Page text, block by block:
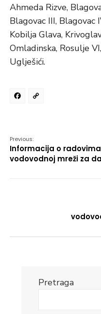
Ahmeda Rizve,
Blagovac III, Blagovac
Kobilja Glava,
Omladinska, Rosulje
Uglješići.
Facebook
Previous:
Informacija o
vodovodnoj mreži za
Pretraga